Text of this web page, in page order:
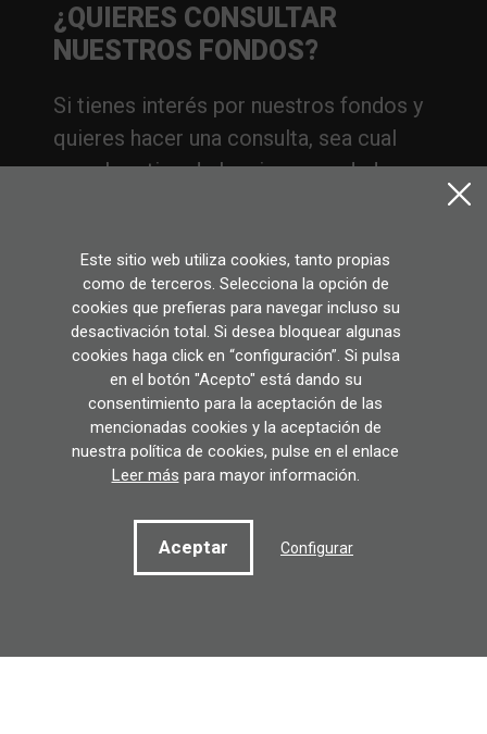
¿QUIERES CONSULTAR
NUESTROS FONDOS?
Si tienes interés por nuestros fondos y
quieres hacer una consulta, sea cual
sea el motivo de la misma, no dudes en
CONTACTAR
lbf@lbf.eus
(+34) 943 888 781
Contactar
Este sitio web utiliza cookies, tanto propias
como de terceros. Selecciona la opción de
cookies que prefieras para navegar incluso su
desactivación total. Si desea bloquear algunas
cookies haga click en “configuración”. Si pulsa
en el botón "Acepto" está dando su
consentimiento para la aceptación de las
mencionadas cookies y la aceptación de
nuestra política de cookies, pulse en el enlace
Leer más para mayor información.
Aceptar Configurar